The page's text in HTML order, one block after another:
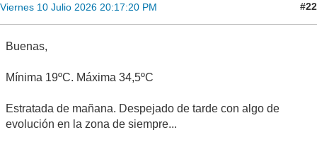
Viernes 10 Julio 2026 20:17:20 PM #22
Buenas,
Mínima 19ºC. Máxima 34,5ºC
Estratada de mañana. Despejado de tarde con algo de
evolución en la zona de siempre...